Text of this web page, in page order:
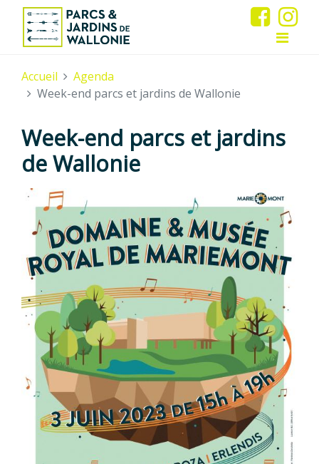
Accueil
Agenda
Week-end parcs et jardins de Wallonie
Week-end parcs et jardins
de Wallonie